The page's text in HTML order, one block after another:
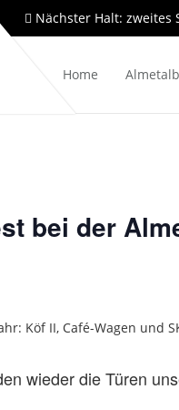
Nächster Halt: zweites
Home
bei der
wieder die Türen